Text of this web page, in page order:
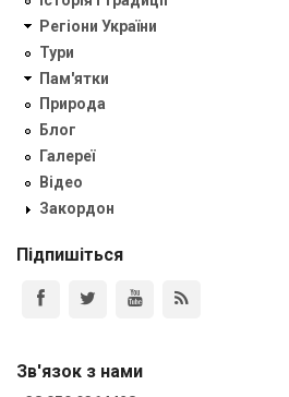
Регіони України
Тури
Пам'ятки
Природа
Блог
Галереї
Відео
Закордон
Підпишіться
Зв'язок з нами